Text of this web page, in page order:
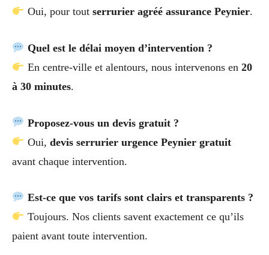
Oui, pour tout serrurier agréé assurance Peynier.
Quel est le délai moyen d’intervention ?
En centre-ville et alentours, nous intervenons en 20
à 30 minutes.
Proposez-vous un devis gratuit ?
Oui, devis serrurier urgence Peynier gratuit
avant chaque intervention.
Est-ce que vos tarifs sont clairs et transparents ?
Toujours. Nos clients savent exactement ce qu’ils
paient avant toute intervention.